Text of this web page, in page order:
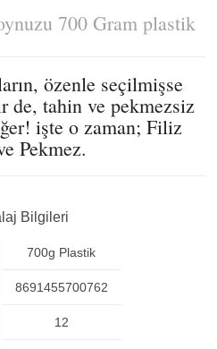
700 Gram plastik
özenle seçilmişse
de, tahin ve pekmezsiz
işte o zaman; Filiz
Pekmez.
Bilgileri
700g Plastik
8691455700762
12